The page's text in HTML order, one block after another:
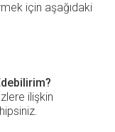
için aşağıdaki
ilişkin